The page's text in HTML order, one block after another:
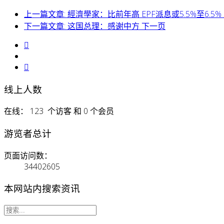
上一篇文章: 經濟學家：比前年高 EPF派息或5.5%至6.5%
下一篇文章: 这国总理：感谢中方 下一页
线上人数
在线： 123 个访客 和 0 个会员
游览者总计
页面访问数：
34402605
本网站内搜索资讯